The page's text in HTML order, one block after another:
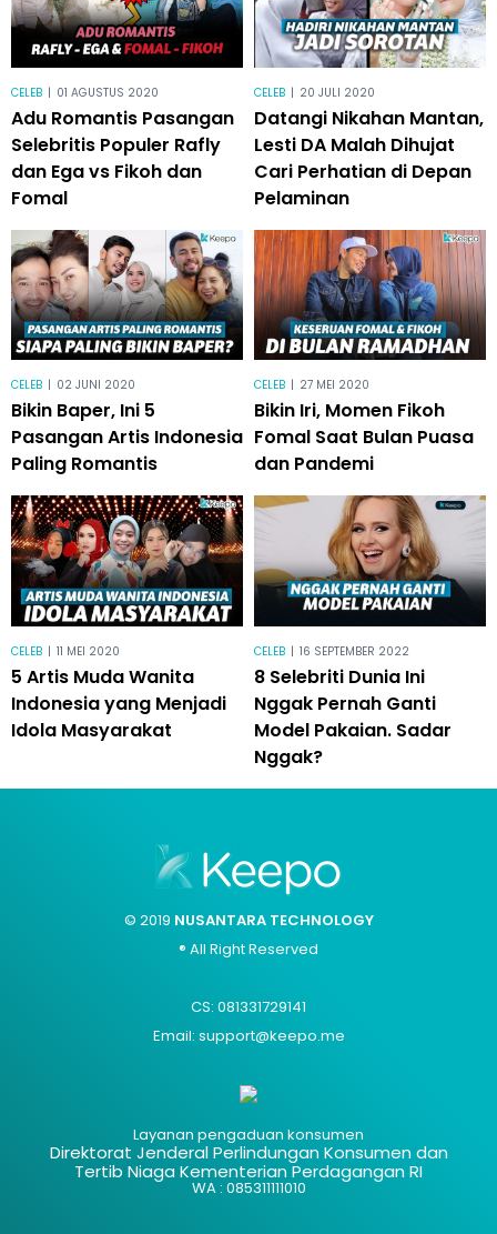
CELEB | 01 AGUSTUS 2020
Adu Romantis Pasangan
Selebritis Populer Rafly
dan Ega vs Fikoh dan
Fomal
CELEB | 20 JULI 2020
Datangi Nikahan Mantan,
Lesti DA Malah Dihujat
Cari Perhatian di Depan
Pelaminan
CELEB | 02 JUNI 2020
Bikin Baper, Ini 5
Pasangan Artis Indonesia
Paling Romantis
CELEB | 27 MEI 2020
Bikin Iri, Momen Fikoh
Fomal Saat Bulan Puasa
dan Pandemi
CELEB | 11 MEI 2020
5 Artis Muda Wanita
Indonesia yang Menjadi
Idola Masyarakat
CELEB | 16 SEPTEMBER 2022
8 Selebriti Dunia Ini
Nggak Pernah Ganti
Model Pakaian. Sadar
Nggak?
© 2019 NUSANTARA TECHNOLOGY
® All Right Reserved
CS: 081331729141
Email: support@keepo.me
Layanan pengaduan konsumen
Direktorat Jenderal Perlindungan Konsumen dan
Tertib Niaga Kementerian Perdagangan RI
WA : 085311111010